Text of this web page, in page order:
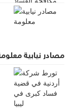
مصادر نيابية